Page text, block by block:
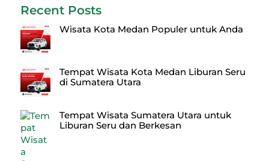
Recent Posts
Wisata Kota Medan Populer untuk Anda
Tempat Wisata Kota Medan Liburan Seru
di Sumatera Utara
Tempat Wisata Sumatera Utara untuk
Liburan Seru dan Berkesan